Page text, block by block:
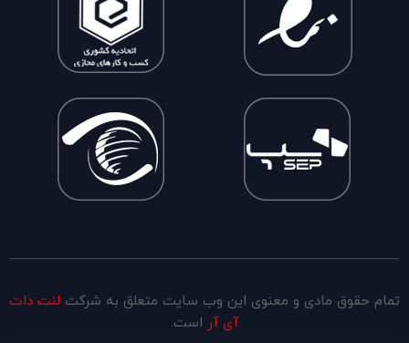
تمام حقوق مادی و معنوی این وب سایت متعلق به شرکت لنت دات
آی آر است.